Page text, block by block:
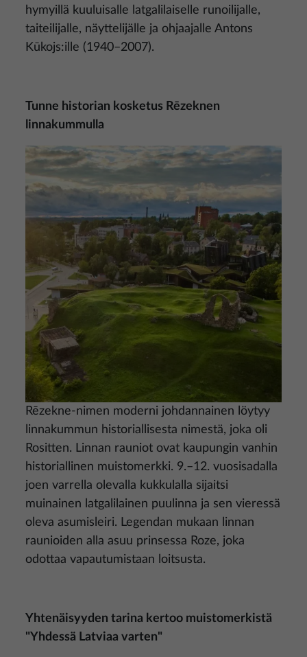
hymyillä kuuluisalle latgalilaiselle runoilijalle,
taiteilijalle, näyttelijälle ja ohjaajalle Antons
Kūkojs:ille (1940–2007).
Tunne historian kosketus Rēzeknen
linnakummulla
Kuva
Rēzekne-nimen moderni johdannainen löytyy
linnakummun historiallisesta nimestä, joka oli
Rositten. Linnan rauniot ovat kaupungin vanhin
historiallinen muistomerkki. 9.–12. vuosisadalla
joen varrella olevalla kukkulalla sijaitsi
muinainen latgalilainen puulinna ja sen vieressä
oleva asumisleiri. Legendan mukaan linnan
raunioiden alla asuu prinsessa Roze, joka
odottaa vapautumistaan loitsusta.
Yhtenäisyyden tarina kertoo muistomerkistä
"Yhdessä Latviaa varten"